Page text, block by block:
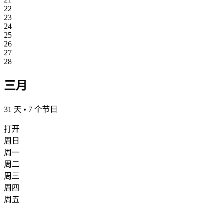
22
23
24
25
26
27
28
三月
31 天 • 7 个节日
打开
周日
周一
周二
周三
周四
周五